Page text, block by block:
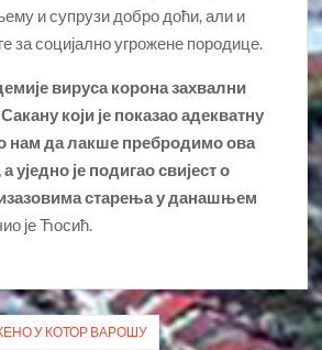
и супрузи добро доћи, али и
за социјално угрожене породице.
вируса корона захвални
који је показао адекватну
нам да лакше пребродимо ова
уједно је подигао свијест о
старења у данашњем
је Ћосић.
У КОТОР ВАРОШУ